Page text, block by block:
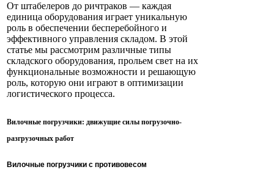
От штабелеров до ричтраков — каждая
единица оборудования играет уникальную
роль в обеспечении бесперебойного и
эффективного управления складом. В этой
статье мы рассмотрим различные типы
складского оборудования, прольем свет на их
функциональные возможности и решающую
роль, которую они играют в оптимизации
логистического процесса.
Вилочные погрузчики: движущие силы погрузочно-
разгрузочных работ
Вилочные погрузчики с противовесом